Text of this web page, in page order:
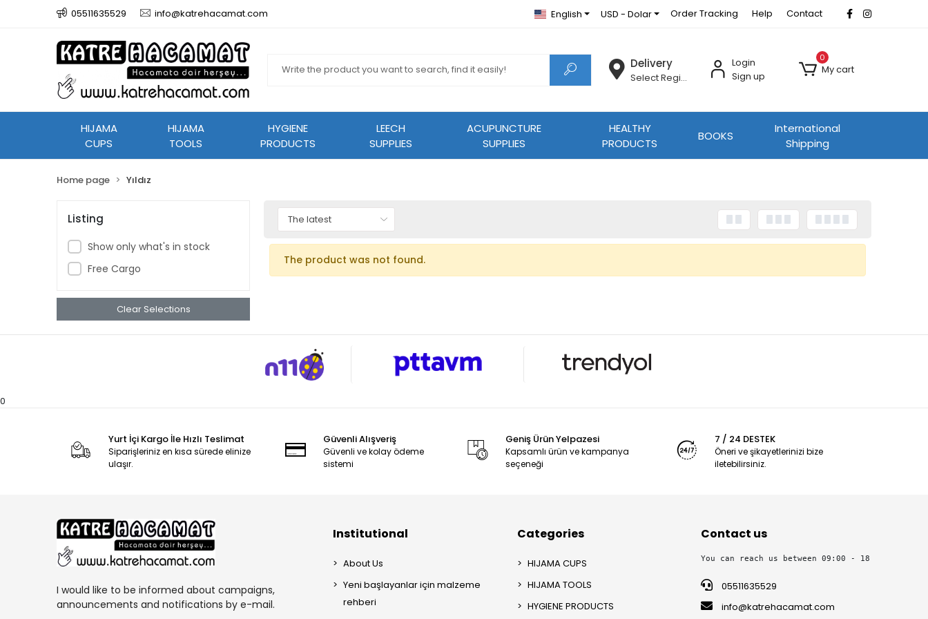
05511635529 info@katrehacamat.com English USD - Dolar Order Tracking Help Contact
Delivery
Select Region
Login
Sign up
0
My cart
HIJAMA
CUPS
HIJAMA
TOOLS
HYGIENE
PRODUCTS
LEECH
SUPPLIES
ACUPUNCTURE
SUPPLIES
HEALTHY
PRODUCTS
BOOKS
International
Shipping
Home page Yıldız
Listing
Show only what's in stock
Free Cargo
Clear Selections
The product was not found.
0
Yurt İçi Kargo İle Hızlı Teslimat
Siparişleriniz en kısa sürede elinize
ulaşır.
Güvenli Alışveriş
Güvenli ve kolay ödeme
sistemi
Geniş Ürün Yelpazesi
Kapsamlı ürün ve kampanya
seçeneği
7 / 24 DESTEK
Öneri ve şikayetlerinizi bize
iletebilirsiniz.
I would like to be informed about campaigns,
announcements and notifications by e-mail.
Institutional
About Us
Yeni başlayanlar için malzeme
rehberi
Categories
HIJAMA CUPS
HIJAMA TOOLS
HYGIENE PRODUCTS
Contact us
You can reach us between 09:00 - 18:30 on
05511635529
info@katrehacamat.com